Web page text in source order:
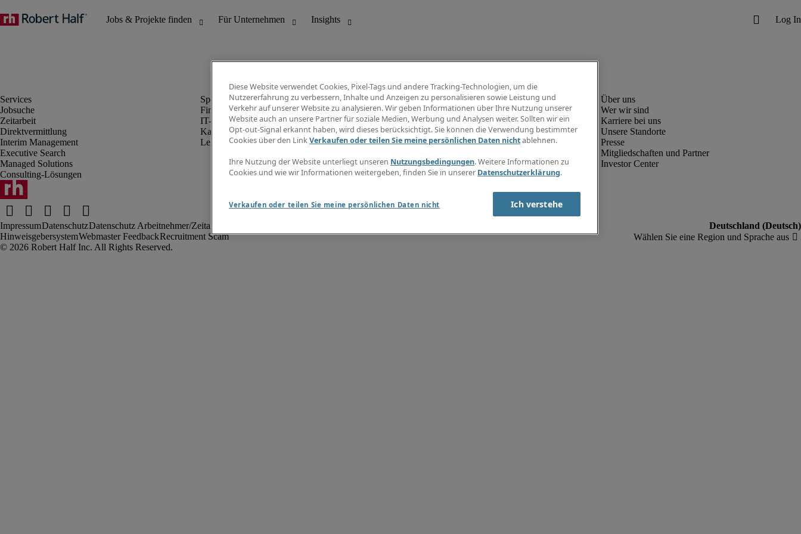
Jobsuche
Zeitarbeit
Direktvermittlung
Interim Management
Executive Search
Managed Solutions
Consulting-Lösungen
Finanz- & Rechnungswesen
IT-Bereich
Kaufmännischer Bereich
Legal
Info Center
Jobübersicht
Gehaltsübersicht
E-Learning
Wer wir sind
Karriere bei uns
Unsere Standorte
Presse
Mitgliedschaften und Partner
Investor Center
ImpressumDatenschutzDatenschutz Arbeitnehmer/Zeitarbeitskräfte
HinweisgebersystemWebmaster FeedbackRecruitment Scam
Diese Website verwendet Cookies, Pixel-Tags und andere Tracking-Technologien, um die
Nutzererfahrung zu verbessern, Inhalte und Anzeigen zu personalisieren sowie Leistung und
Verkehr auf unserer Website zu analysieren. Wir geben Informationen über Ihre Nutzung unserer
Website auch an unsere Partner für soziale Medien, Werbung und Analysen weiter. Sollten wir ein
Opt-out-Signal erkannt haben, wird dieses berücksichtigt. Sie können die Verwendung bestimmter
Cookies über den LinkVerkaufen oder teilen Sie meine persönlichen Daten nichtablehnen.
Ihre Nutzung der Website unterliegt unseren Nutzungsbedingungen. Weitere Informationen zu
Cookies und wie wir Informationen weitergeben, finden Sie in unserer Datenschutzerklärung.
Verkaufen oder teilen Sie meine persönlichen Daten nicht Ich verstehe